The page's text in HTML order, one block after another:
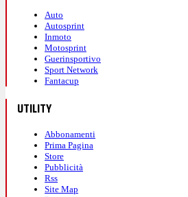
Auto
Autosprint
Inmoto
Motosprint
Guerinsportivo
Sport Network
Fantacup
UTILITY
Abbonamenti
Prima Pagina
Store
Pubblicità
Rss
Site Map